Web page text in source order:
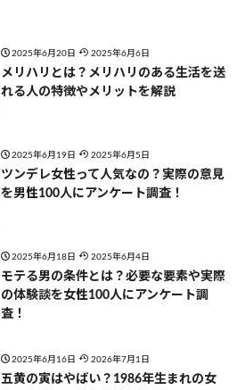
2025年6月20日 2025年6月6日
メリハリとは？メリハリのある生活を送
れる人の特徴やメリットを解説
2025年6月19日 2025年6月5日
ツンデレ女性って人気なの？実際の意見
を男性100人にアンケート調査！
2025年6月18日 2025年6月4日
モテる男の条件とは？必要な要素や実際
の体験談を女性100人にアンケート調
査！
2025年6月16日 2026年7月1日
五黄の寅はやばい？1986年生まれの女